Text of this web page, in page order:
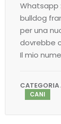
Whatsapp
bulldog
per una
dovrebbe
Il mio
CANI